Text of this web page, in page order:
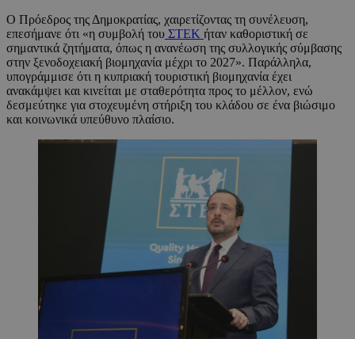
Ο Πρόεδρος της Δημοκρατίας, χαιρετίζοντας τη συνέλευση,
επεσήμανε ότι «η συμβολή του ΣΤΕΚ ήταν καθοριστική σε
σημαντικά ζητήματα, όπως η ανανέωση της συλλογικής σύμβασης
στην ξενοδοχειακή βιομηχανία μέχρι το 2027». Παράλληλα,
υπογράμμισε ότι η κυπριακή τουριστική βιομηχανία έχει
ανακάμψει και κινείται με σταθερότητα προς το μέλλον, ενώ
δεσμεύτηκε για στοχευμένη στήριξη του κλάδου σε ένα βιώσιμο
και κοινωνικά υπεύθυνο πλαίσιο.